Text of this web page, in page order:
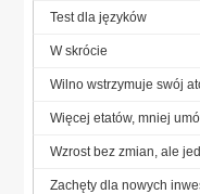
Test dla języków
W skrócie
Wilno wstrzymuje swój
Więcej etatów, mniej
Wzrost bez zmian, ale
Zachęty dla nowych